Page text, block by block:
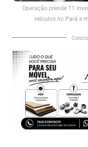
Operação prende 11
veículos no Pará e